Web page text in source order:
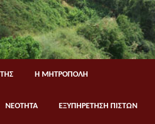
Η ΜΗΤΡΟΠΟΛΗ
ΝΕΟΤΗΤΑ ΕΞΥΠΗΡΕΤΗΣΗ ΠΙΣΤΩΝ